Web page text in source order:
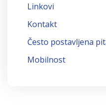
Linkovi
Kontakt
Često postavljena
Mobilnost